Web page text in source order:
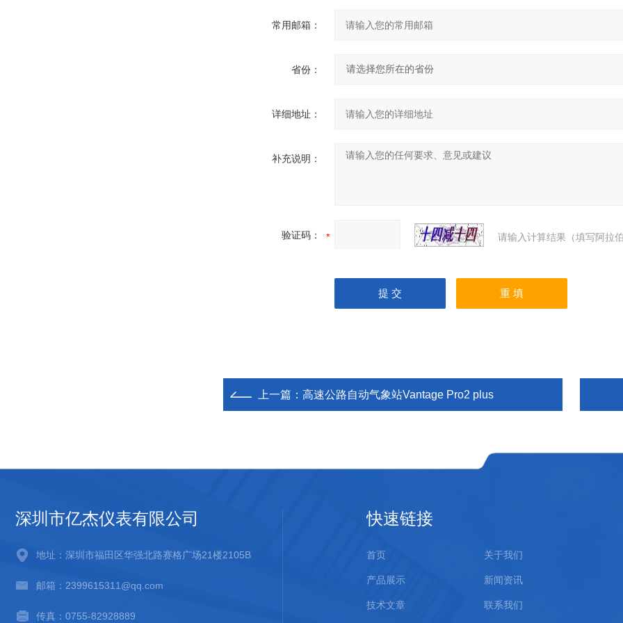
常用邮箱：
省份：
详细地址：
补充说明：
验证码： 请输入计算结果（填写阿拉
上一篇： 高速公路自动气象站Vantage Pro2 plus
深圳市亿杰仪表有限公司
地址：深圳市福田区华强北路赛格广场21楼2105B
邮箱：2399615311@qq.com
传真：0755-82928889
快速链接
首页 关于我们
产品展示 新闻资讯
技术文章 联系我们